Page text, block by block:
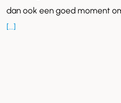
dan ook een goed moment
[...]